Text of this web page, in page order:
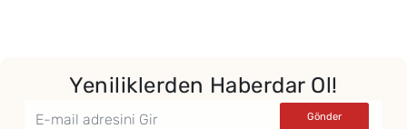
Yeniliklerden Haberdar Ol!